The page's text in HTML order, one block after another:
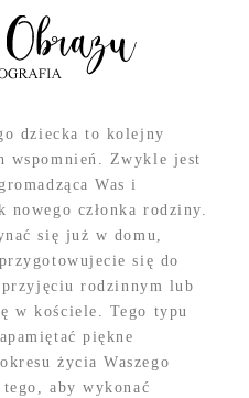
dziecka to kolejny
wspomnień. Zwykle jest
Was i
nowego członka rodziny.
się już w domu,
się do
rodzinnym lub
w kościele. Tego typu
piękne
życia Waszego
aby wykonać